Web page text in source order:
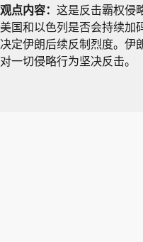
观点内容： 这是反击霸权侵
美国和以色列是否会持续加
决定伊朗后续反制烈度。伊
对一切侵略行为坚决反击。